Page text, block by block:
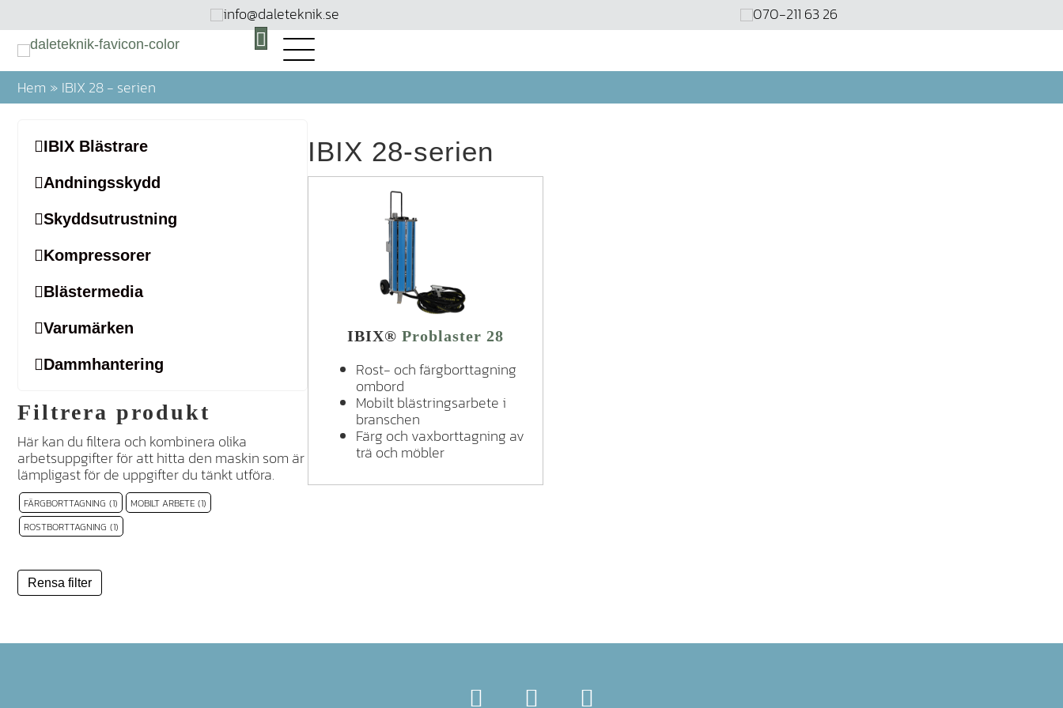
info@daleteknik.se 070-211 63 26‬
Hem » IBIX 28 - serien
IBIX Blästrare
Andnings­skydd
Skydds­utrustning
Kompres­sorer
Bläster­media
Varumärken
Damm­hantering
Filtrera produkt
Här kan du filtera och kombinera olika
arbetsuppgifter för att hitta den maskin som är
lämpligast för de uppgifter du tänkt utföra.
FÄRGBORTTAGNING (1) MOBILT ARBETE (1)
ROSTBORTTAGNING (1)
Rensa filter
IBIX 28-serien
IBIX® Problaster 28
Rost- och färgborttagning
ombord
Mobilt blästringsarbete i
branschen
Färg och vaxborttagning av
trä och möbler